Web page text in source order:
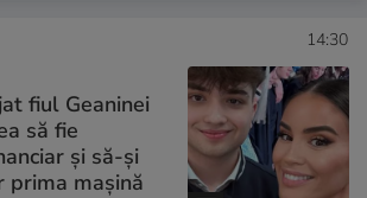
14:30
fiul Geaninei
să fie
și să-și
prima mașină